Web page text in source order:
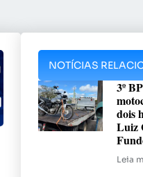
NOTÍCIAS
3º
dois
Luiz
Leia